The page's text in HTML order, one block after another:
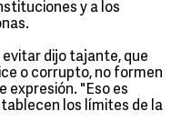
y a los
evitar dijo tajante, que
o corrupto, no formen
expresión. "Eso es
los límites de la